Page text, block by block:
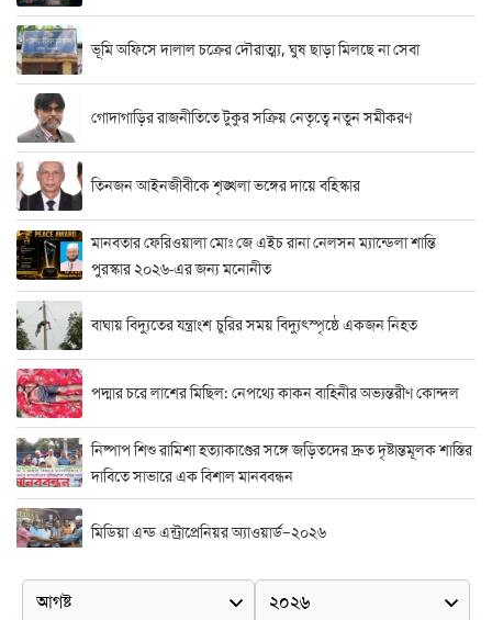
ভূমি অফিসে দালাল চক্রের দৌরাত্ম্য, ঘুষ ছাড়া মিলছে না সেবা
গোদাগাড়ির রাজনীতিতে টুকুর সক্রিয় নেতৃত্বে নতুন সমীকরণ
তিনজন আইনজীবীকে শৃঙ্খলা ভঙ্গের দায়ে বহিস্কার
মানবতার ফেরিওয়ালা মোঃ জে এইচ রানা নেলসন ম্যান্ডেলা শান্তি
পুরস্কার ২০২৬-এর জন্য মনোনীত
বাঘায় বিদ্যুতের যন্ত্রাংশ চুরির সময় বিদ্যুৎস্পৃষ্ঠে একজন নিহত
পদ্মার চরে লাশের মিছিল: নেপথ্যে কাকন বাহিনীর অভ্যন্তরীণ কোন্দল
নিষ্পাপ শিশু রামিশা হত্যাকাণ্ডের সঙ্গে জড়িতদের দ্রুত দৃষ্টান্তমূলক শাস্তির
দাবিতে সাভারে এক বিশাল মানববন্ধন
মিডিয়া এন্ড এন্ট্রাপ্রেনিয়র অ্যাওয়ার্ড–২০২৬
র‍্যাবের বিশেষ অভিযান: বিদেশি পিস্তল, গুলি, মাদক ও নগদ অর্থ উদ্ধার,